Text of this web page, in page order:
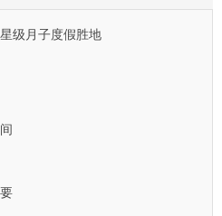
级月子度假胜地